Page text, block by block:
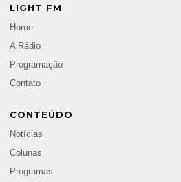
LIGHT FM
Home
A Rádio
Programação
Contato
CONTEÚDO
Notícias
Colunas
Programas